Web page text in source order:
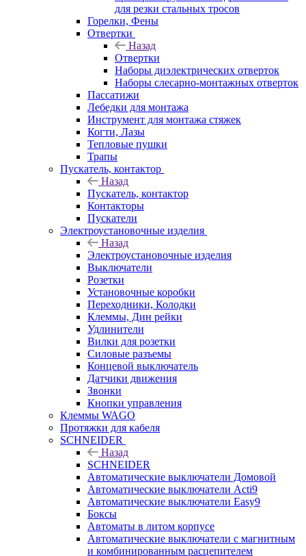
для резки стальных тросов
Горелки, Фены
Отвертки
Назад
Отвертки
Наборы диэлектрических отверток
Наборы слесарно-монтажных отверток
Пассатижи
Лебедки для монтажа
Инструмент для монтажа стяжек
Когти, Лазы
Тепловые пушки
Трапы
Пускатель, контактор
Назад
Пускатель, контактор
Контакторы
Пускатели
Электроустановочные изделия
Назад
Электроустановочные изделия
Выключатели
Розетки
Установочные коробки
Переходники, Колодки
Клеммы, Дин рейки
Удлинители
Вилки для розетки
Силовые разъемы
Концевой выключатель
Датчики движения
Звонки
Кнопки управления
Клеммы WAGO
Протяжки для кабеля
SCHNEIDER
Назад
SCHNEIDER
Автоматические выключатели Домовой
Автоматические выключатели Acti9
Автоматические выключатели Easy9
Боксы
Автоматы в литом корпусе
Автоматические выключатели с магнитным
и комбинированным расцепителем